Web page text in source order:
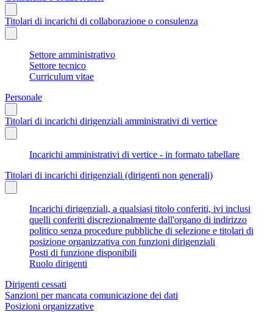
Titolari di incarichi di collaborazione o consulenza
Settore amministrativo
Settore tecnico
Curriculum vitae
Personale
Titolari di incarichi dirigenziali amministrativi di vertice
Incarichi amministrativi di vertice - in formato tabellare
Titolari di incarichi dirigenziali (dirigenti non generali)
Incarichi dirigenziali, a qualsiasi titolo conferiti, ivi inclusi
quelli conferiti discrezionalmente dall'organo di indirizzo
politico senza procedure pubbliche di selezione e titolari di
posizione organizzativa con funzioni dirigenziali
Posti di funzione disponibili
Ruolo dirigenti
Dirigenti cessati
Sanzioni per mancata comunicazione dei dati
Posizioni organizzative